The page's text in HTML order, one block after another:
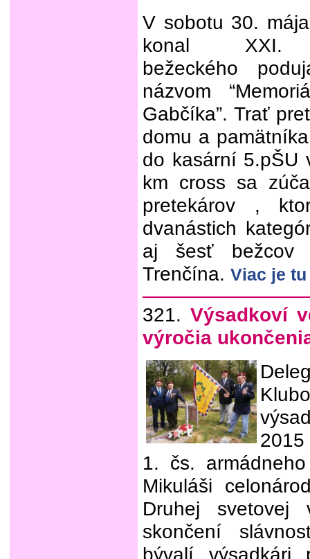
V sobotu 30.
konal XXI.
bežeckého
názvom
Gabčíka”. Trať
domu a
do kasární 5.pŠU
km cross sa
pretekárov ,
dvanástich
aj šesť bežcov
Trenčína. Viac je tu
321. Výsadkoví
výročia
1. čs.
Mikuláši
Druhej
skončení
bývalí výsadkári